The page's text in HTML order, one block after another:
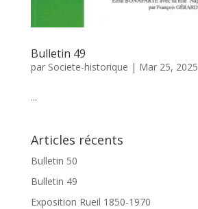
Bulletin 49
par Societe-historique | Mar 25, 2025
...
Articles récents
Bulletin 50
Bulletin 49
Exposition Rueil 1850-1970